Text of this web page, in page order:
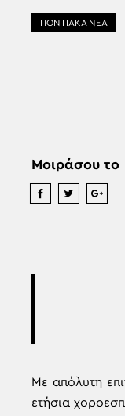
ΠΟΝΤΙΑΚΑ ΝΕΑ
Μοιράσου το
Με απόλυτη
ετήσια